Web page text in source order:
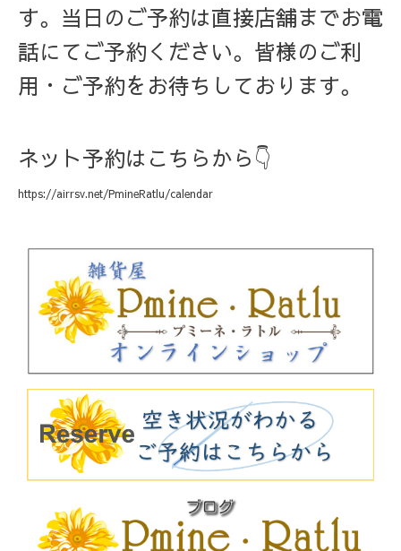
す。当日のご予約は直接店舗までお電
話にてご予約ください。皆様のご利
用・ご予約をお待ちしております。
ネット予約はこちらから👇
https://airrsv.net/PmineRatlu/calendar